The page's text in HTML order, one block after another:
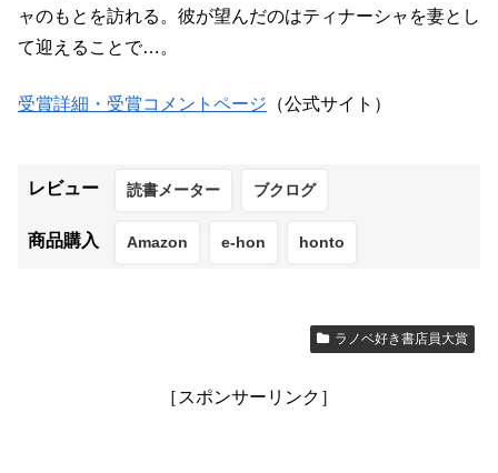
ャのもとを訪れる。彼が望んだのはティナーシャを妻とし
て迎えることで…。
受賞詳細・受賞コメントページ （公式サイト）
レビュー 読書メーター ブクログ
商品購入 Amazon e-hon honto
ラノベ好き書店員大賞
［スポンサーリンク］